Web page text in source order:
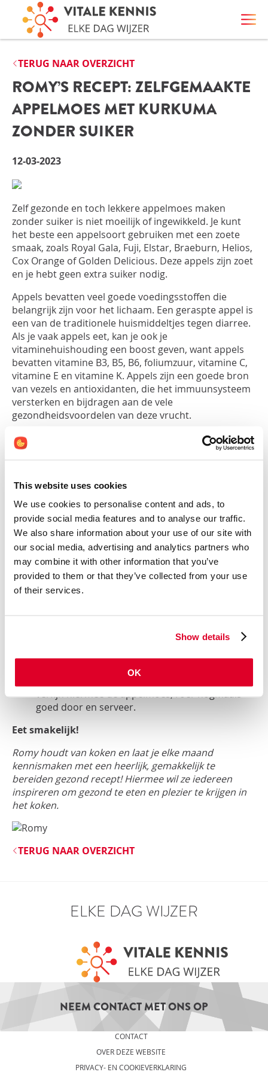
This website uses cookies
We use cookies to personalise content and ads, to
provide social media features and to analyse our traffic.
We also share information about your use of our site with
our social media, advertising and analytics partners who
may combine it with other information that you’ve
provided to them or that they’ve collected from your use
of their services.
Show details
OK
TERUG NAAR OVERZICHT
ROMY’S RECEPT: ZELFGEMAAKTE
APPELMOES MET KURKUMA
ZONDER SUIKER
12-03-2023
Zelf gezonde en toch lekkere appelmoes maken
zonder suiker is niet moeilijk of ingewikkeld. Je kunt
het beste een appelsoort gebruiken met een zoete
smaak, zoals Royal Gala, Fuji, Elstar, Braeburn, Helios,
Cox Orange of Golden Delicious. Deze appels zijn zoet
en je hebt geen extra suiker nodig.
Appels bevatten veel goede voedingsstoffen die
belangrijk zijn voor het lichaam. Een geraspte appel is
een van de traditionele huismiddeltjes tegen diarree.
Als je vaak appels eet, kan je ook je
vitaminehuishouding een boost geven, want appels
bevatten vitamine B3, B5, B6, foliumzuur, vitamine C,
vitamine E en vitamine K. Appels zijn een goede bron
van vezels en antioxidanten, die het immuunsysteem
versterken en bijdragen aan de vele
gezondheidsvoordelen van deze vrucht.
Ingrediënten:
- 1 kg biologische appels (zoet)
- 1 kleine verse biologische kurkuma wortel
(optioneel)
- 1 vanillestokje (optioneel)
Bereiding:
Schil, ontpit en snijd de appels in stukjes.
Rasp de verse kurkumawortel fijn.
Doe de appelstukjes, het water, het citroensap
Neem de pan van het vuur en laat de
Pureer fijn met een blender.
verfijn hiermee de appelmoes, roer nogmaals
goed door en serveer.
Eet smakelijk!
Romy houdt van koken en laat je elke maand
kennismaken met een heerlijk, gemakkelijk te
bereiden gezond recept! Hiermee wil ze iedereen
inspireren om gezond te eten en plezier te krijgen in
het koken.
TERUG NAAR OVERZICHT
ELKE DAG WIJZER
NEEM CONTACT MET ONS OP
CONTACT
OVER DEZE WEBSITE
PRIVACY- EN COOKIEVERKLARING